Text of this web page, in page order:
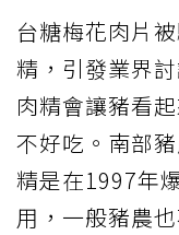
台糖梅花肉片
精，引發業界
肉精會讓豬看
不好吃。南部
精是在1997年
用，一般豬農